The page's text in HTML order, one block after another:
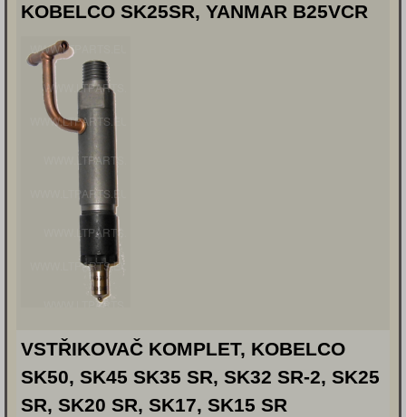
KOBELCO SK25SR, YANMAR B25VCR
VSTŘIKOVAČ KOMPLET, KOBELCO
SK50, SK45 SK35 SR, SK32 SR-2, SK25
SR, SK20 SR, SK17, SK15 SR